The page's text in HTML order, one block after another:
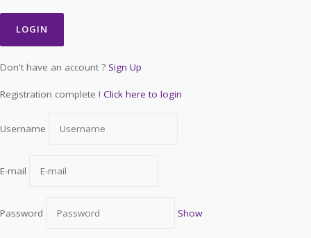
Don't have an account ? Sign Up
Registration complete ! Click here to login
Username
E-mail
Password Show